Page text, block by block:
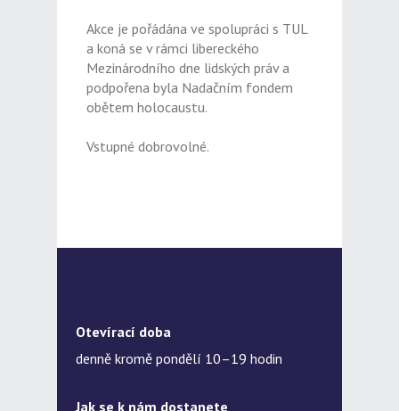
Akce je pořádána ve spolupráci s TUL
a koná se v rámci libereckého
Mezinárodního dne lidských práv a
podpořena byla Nadačním fondem
obětem holocaustu.
Vstupné dobrovolné.
Otevírací doba
denně kromě pondělí 10–19 hodin
Jak se k nám dostanete